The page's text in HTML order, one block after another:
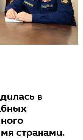
в
странами.